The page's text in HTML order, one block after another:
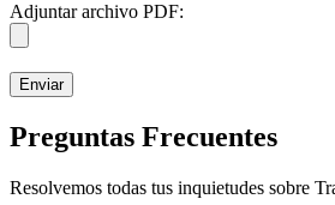
Adjuntar archivo PDF:
Enviar
Preguntas Frecuentes
Resolvemos todas tus inquietudes sobre